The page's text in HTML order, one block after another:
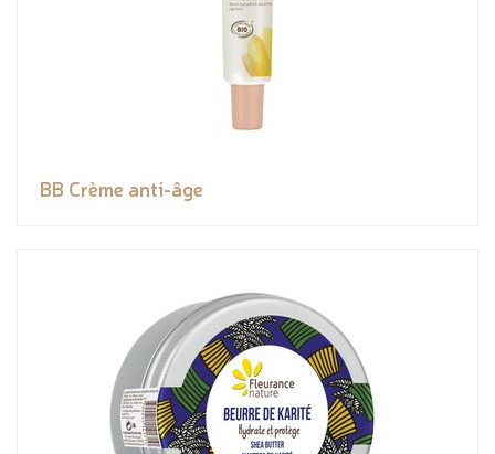
BB Crème anti-âge